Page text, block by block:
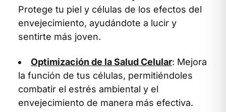
Protege tu piel y células de los efectos del
envejecimiento, ayudándote a lucir y
sentirte más joven.
Optimización de la Salud Celular: Mejora
la función de tus células, permitiéndoles
combatir el estrés ambiental y el
envejecimiento de manera más efectiva.